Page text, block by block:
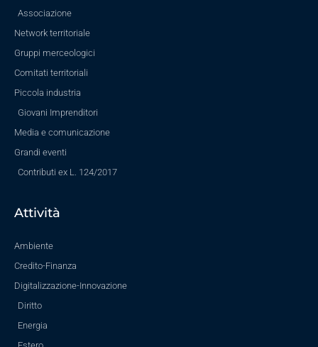
Associazione
Network territoriale
Gruppi merceologici
Comitati territoriali
Piccola industria
Giovani Imprenditori
Media e comunicazione
Grandi eventi
Contributi ex L. 124/2017
Attività
Ambiente
Credito-Finanza
Digitalizzazione-Innovazione
Diritto
Energia